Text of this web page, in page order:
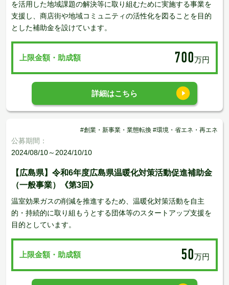
を活用した地域課題の解決等に取り組むために実施する事業を
支援し、商店街や地域コミュニティの活性化を図ることを目的
とした補助金を設けています。
上限金額・助成額 700万円
詳細はこちら
#創業・新事業・業態転換 #環境・省エネ・再エネ
公募期間：
2024/08/10～2024/10/10
【広島県】令和6年度広島県温暖化対策活動促進補助金
（一般事業）《第3回》
温室効果ガスの削減を推進するため、温暖化対策活動を自主
的・持続的に取り組もうとする団体等のスタートアップ支援を
目的としています。
上限金額・助成額 50万円